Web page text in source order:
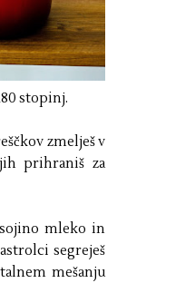
stopinj.
zmelješ v
prihraniš za
mleko in
segreješ
mešanju